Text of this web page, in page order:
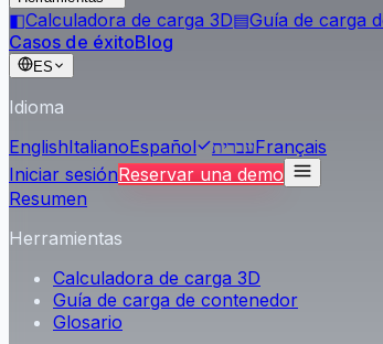
◧Calculadora de carga 3D▤Guía de carga
Casos de éxitoBlog
ES
Idioma
EnglishItalianoEspañol עבריתFrançais
Iniciar sesiónReservar una demo
Resumen
Herramientas
Calculadora de carga 3D
Guía de carga de contenedor
Glosario